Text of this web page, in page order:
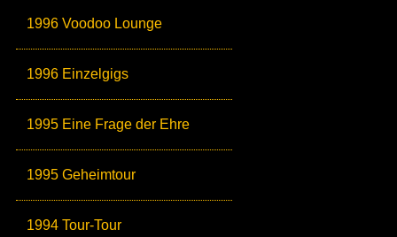
1996 Voodoo Lounge
1996 Einzelgigs
1995 Eine Frage der Ehre
1995 Geheimtour
1994 Tour-Tour